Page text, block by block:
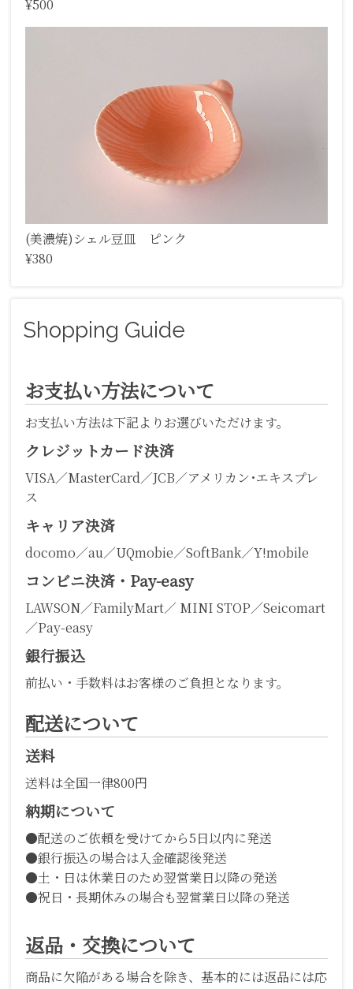
¥500
(美濃焼)シェル豆皿 ピンク
¥380
Shopping Guide
お支払い方法について
お支払い方法は下記よりお選びいただけます。
クレジットカード決済
VISA／MasterCard／JCB／アメリカン･エキスプレ
ス
キャリア決済
docomo／au／UQmobie／SoftBank／Y!mobile
コンビニ決済・Pay-easy
LAWSON／FamilyMart／ MINI STOP／Seicomart
／Pay-easy
銀行振込
前払い・手数料はお客様のご負担となります。
配送について
送料
送料は全国一律800円
納期について
●配送のご依頼を受けてから5日以内に発送
●銀行振込の場合は入金確認後発送
●土・日は休業日のため翌営業日以降の発送
●祝日・長期休みの場合も翌営業日以降の発送
返品・交換について
商品に欠陥がある場合を除き、基本的には返品には応